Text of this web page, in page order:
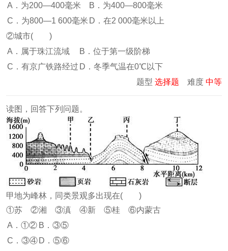
A．为200—400毫米
B．为400—800毫米
C．为800—1 600毫米 D．在2 000毫米以上
②城市( )
A．属于珠江流域
B．位于第一级阶梯
C．有京广铁路经过 D．冬季气温在0℃以下
题型 选择题 难度 中等
读图，回答下列问题。
甲地为峰林，同类景观多出现在( )
①苏 ②湘 ③滇 ④新 ⑤桂 ⑥内蒙古
A．①② B．③⑤
C．③④ D．⑤⑥